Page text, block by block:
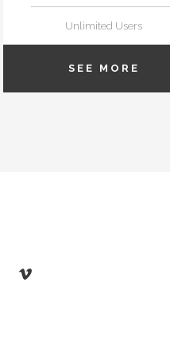
Unlimited Users
SEE MORE